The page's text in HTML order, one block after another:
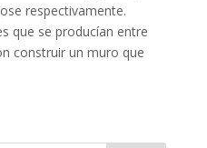
respectivamente.
que se producían entre
construir un muro que